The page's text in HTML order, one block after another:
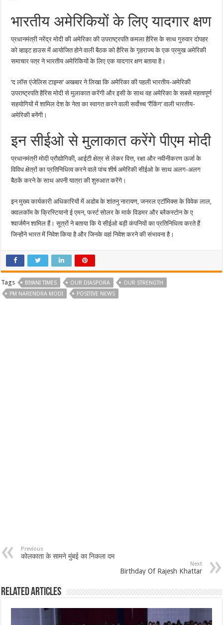
भारतीय अमेरिकियों के लिए यादगार क्षण
प्रधानमंत्री नरेंद्र मोदी की अमेरिका की उपराष्ट्रपति कमला हैरिस के साथ गुरुवार दोपहर
को व्हाइट हाउस में आयोजित होने वाली बैठक को हैरिस के गृहराज्य के एक प्रमुख अमेरिकी
समाचार पत्र ने भारतीय अमेरिकियों के लिए एक यादगार क्षण बताया है।
‘द लॉस एंजेलिस टाइम्स’ अखबार ने लिखा कि अमेरिका की पहली भारतीय-अमेरिकी
उपराष्ट्रपति हैरिस मोदी से मुलाकात करेंगी और इसी के साथ वह अमेरिका के सबसे महत्वपूर्ण
सहयोगियों में शामिल देश के नेता का स्वागत करने वाली सर्वोच्च ‘रैंकिंग’ वाली भारतीय-
अमेरिकी बनेंगी।
इन सीईओ से मुलाकात करेंगे पीएम मोदी
प्रधानमंत्री मोदी प्रौद्योगिकी, आईटी क्षेत्र से लेकर वित्त, रक्षा और नवीनीकरण ऊर्जा के
विविध क्षेत्रों का प्रतिनिधित्व करने वाले पांच शीर्ष अमेरिकी सीईओ के साथ अलग-अलग
बैठकें करने के साथ अपनी यात्रा की शुरुआत करेंगे।
इन मुख्य कार्यकारी अधिकारियों में अडोब के शांतनु नारायण, जनरल एटॉमिक्स के विवेक लाल,
क्वालकॉम के क्रिस्टियानो ई एमन, फर्स्ट सोलर के मार्क विडमर और ब्लैकस्टोन के ए
श्वार्जमैन शामिल हैं। सूत्रों ने बताया कि ये सीईओ बड़ी कंपनियों का प्रतिनिधित्व करते हैं
जिन्होंने भारत में निवेश किया है और जिनके वहां निवेश करने की संभावना है।
Tags BIYANI TIMES OUR DIASPORA
OUR STRENGTH
PM NARENDRA MODI
POSITIVE NEWS
Previous
कोलकाता के सामने मुंबई का निकला दम
Next
Birthday Of Rajesh Khattar
Related Articles